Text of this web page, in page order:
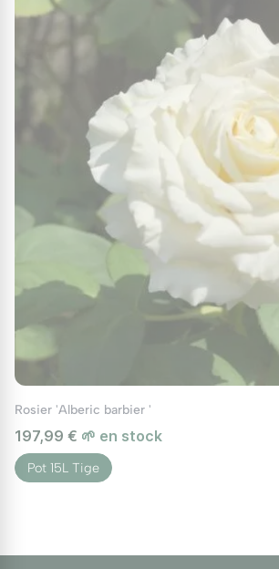
Rosier 'Alberic barbier '
197,99 € 🌱 en stock
Pot 15L Tige